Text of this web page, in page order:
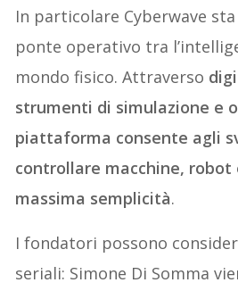
In particolare Cyberwave
ponte operativo tra
mondo fisico. Attraverso
strumenti di simulazione e
piattaforma consente agli
controllare macchine, robot
massima semplicità.
I fondatori possono
seriali: Simone Di Somma